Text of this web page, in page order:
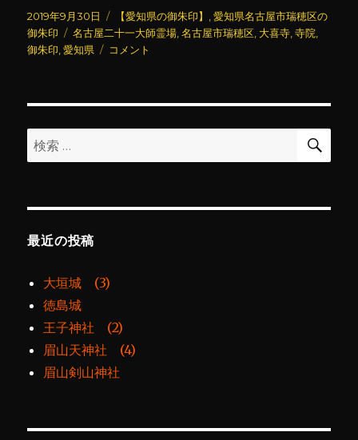
投
稿
日:
2019年9月30日
カ
テ
ゴ
【愛知県の御朱印】 ,愛知県名古屋市瑞穂区の
御朱印
タ
グ
名古屋二十一大師霊場 ,名古屋市瑞穂区 大喜寺 ,寺院
御朱印 ,愛知県
大
コメント
検
索:
検
最近の投稿
大垣城 (3)
徳島城
王子神社 (2)
眉山天神社 (4)
眉山剣山神社